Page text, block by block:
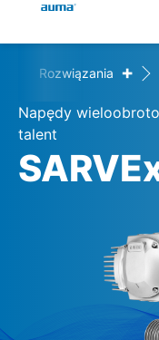
Produkty
Rozwiązania
Pliki do
Global
Europa
Azja i
Ameryka
Wyszukaj
Rozwiązania +
Napędy
talent